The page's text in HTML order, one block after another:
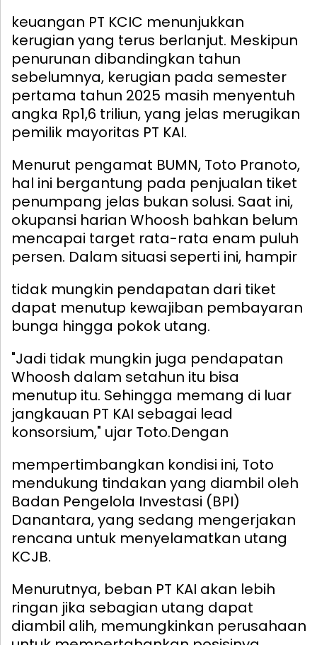
keuangan PT KCIC menunjukkan
kerugian yang terus berlanjut. Meskipun
penurunan dibandingkan tahun
sebelumnya, kerugian pada semester
pertama tahun 2025 masih menyentuh
angka Rp1,6 triliun, yang jelas merugikan
pemilik mayoritas PT KAI.
Menurut pengamat BUMN, Toto Pranoto,
hal ini bergantung pada penjualan tiket
penumpang jelas bukan solusi. Saat ini,
okupansi harian Whoosh bahkan belum
mencapai target rata-rata enam puluh
persen. Dalam situasi seperti ini, hampir
tidak mungkin pendapatan dari tiket
dapat menutup kewajiban pembayaran
bunga hingga pokok utang.
"Jadi tidak mungkin juga pendapatan
Whoosh dalam setahun itu bisa
menutup itu. Sehingga memang di luar
jangkauan PT KAI sebagai lead
konsorsium," ujar Toto.Dengan
mempertimbangkan kondisi ini, Toto
mendukung tindakan yang diambil oleh
Badan Pengelola Investasi (BPI)
Danantara, yang sedang mengerjakan
rencana untuk menyelamatkan utang
KCJB.
Menurutnya, beban PT KAI akan lebih
ringan jika sebagian utang dapat
diambil alih, memungkinkan perusahaan